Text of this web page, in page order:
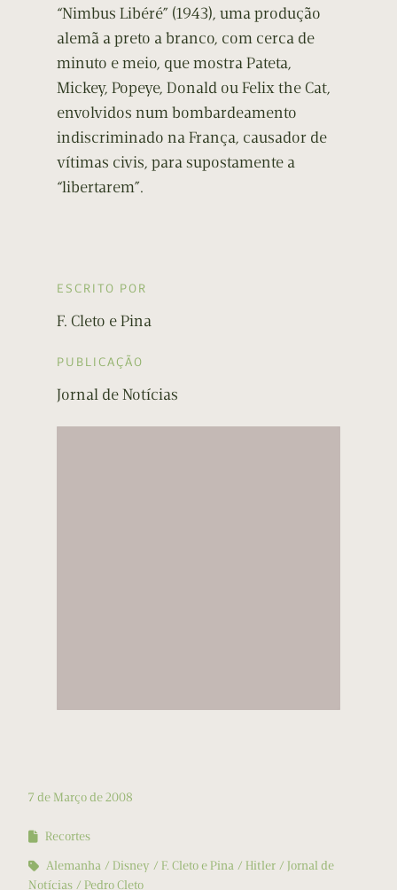
“Nimbus Libéré” (1943), uma produção
alemã a preto a branco, com cerca de
minuto e meio, que mostra Pateta,
Mickey, Popeye, Donald ou Felix the Cat,
envolvidos num bombardeamento
indiscriminado na França, causador de
vítimas civis, para supostamente a
“libertarem”.
ESCRITO POR
F. Cleto e Pina
PUBLICAÇÃO
Jornal de Notícias
7 de Março de 2008
Recortes
Alemanha
Disney F. Cleto e Pina Hitler
Jornal de
Notícias
Pedro Cleto